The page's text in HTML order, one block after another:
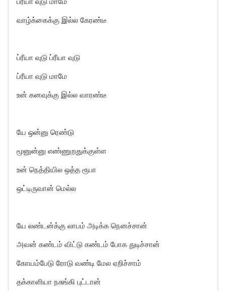
வாழ்க்கைக்கு இல்ல கேரண்டீ
ப்ரீயா வுடு ப்ரீயா வுடு
ப்ரீயா வுடு மாமே
உன் கனவுக்கு இல்ல வாரண்டீ
யே ஒன்னு ரெண்டு
மூனுன்னு எண்ணுறதுக்குள்ள
உன் நெத்தியில ஒத்த ரூபா
ஒட்டிருவான் மெல்ல
யே லண்டன்க்கு லாபம் அடிக்க நெனச்சான்
அவன் கண்டம் விட்டு கண்டம் போக துடிச்சான்
கோயம்பேடு ரோடு வண்டி மேல ஏறிச்சாம்
தக்காளியா நசுங்கி புட்டான்